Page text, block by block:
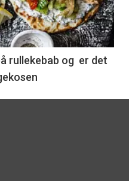
rullekebab og er det